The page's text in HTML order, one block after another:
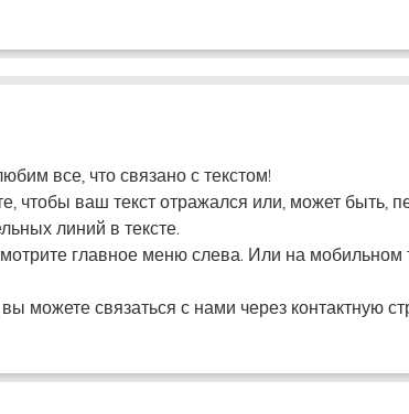
все, что связано с текстом!
чтобы ваш текст отражался или, может быть,
линий в тексте.
главное меню слева. Или на
можете связаться с нами через контактную